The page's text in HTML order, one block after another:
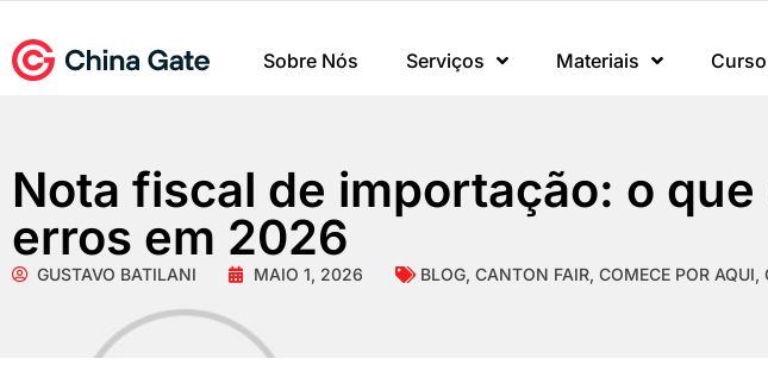
Sobre Nós Serviços Materiais
Nota fiscal de importação: o
erros em 2026
GUSTAVO BATILANI MAIO 1, 2026 BLOG, CANTON FAIR, COMECE POR AQUI,